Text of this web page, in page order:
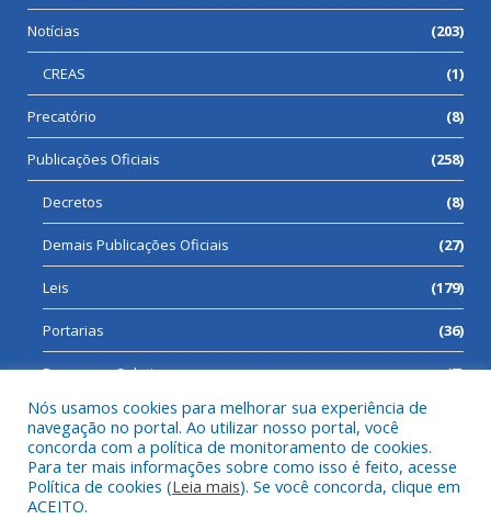
Notícias (203)
CREAS (1)
Precatório (8)
Publicações Oficiais (258)
Decretos (8)
Demais Publicações Oficiais (27)
Leis (179)
Portarias (36)
Processos Seletivos (7)
Todos os direitos reservados a Prefeitura Municipal de Cumaru
do Norte.
Nós usamos cookies para melhorar sua experiência de
navegação no portal. Ao utilizar nosso portal, você
concorda com a política de monitoramento de cookies.
Para ter mais informações sobre como isso é feito, acesse
Política de cookies (Leia mais). Se você concorda, clique em
ACEITO.